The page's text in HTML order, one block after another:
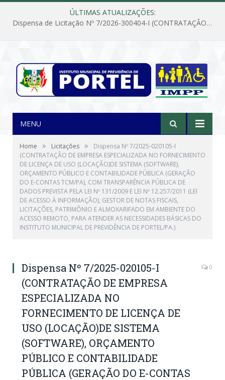
ÚLTIMAS ATUALIZAÇÕES:
Dispensa de Licitação Nº 7/2026-300404-I (CONTRATAÇÃO DE EMPRESA PARA MANUTENÇÃO E REPARAÇÃO DE APARELHOS DE AR CONDICIONADO, EM ATENDIMENTO ÀS NECESSIDADES DO INSTITUTO DE PREVIDÊNCIA MUNICIPAL DE PORTEL/PA)
MENU
Home » Licitações »
Dispensa Nº 7/2025-020105-I
(CONTRATAÇÃO DE EMPRESA ESPECIALIZADA NO FORNECIMENTO
DE LICENÇA DE USO (LOCAÇÃO)DE SISTEMA (SOFTWARE),
ORÇAMENTO PÚBLICO E CONTABILIDADE PÚBLICA (GERAÇÃO
DO E-CONTAS TCM/PA), COM TRANSPARÊNCIA PÚBLICA DE
DADOS PREVISTA PELA LEI Nº 131/2009 E LEI Nº 12.257/2011 (LEI
DE ACESSO À INFORMAÇÃO), GESTOR DE NOTAS FISCAIS,
LICITAÇÕES, PATRIMÔNIO E ALMOXARIFADO EM AMBIENTE DO
ACESSO REMOTO, PARA ATENDER AS NECESSIDADES BÁSICAS DO
INSTITUTO MUNICIPAL DE PREVIDÊNCIA DE PORTEL/PA.)
Dispensa Nº 7/2025-020105-I
(CONTRATAÇÃO DE EMPRESA
ESPECIALIZADA NO
FORNECIMENTO DE LICENÇA DE
USO (LOCAÇÃO)DE SISTEMA
(SOFTWARE), ORÇAMENTO
PÚBLICO E CONTABILIDADE
PÚBLICA (GERAÇÃO DO E-CONTAS
0